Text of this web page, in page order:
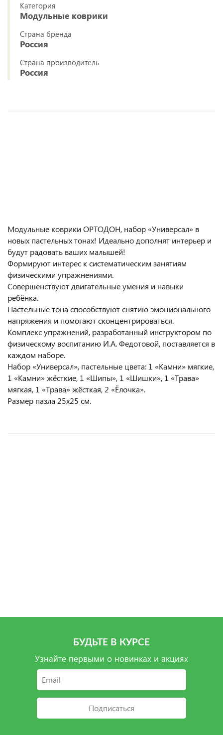
Категория
Модульные коврики
Страна бренда
Россия
Страна производитель
Россия
Модульные коврики ОРТОДОН, набор «Универсал» в
новых пастельных тонах! Идеально дополнят интерьер и
будут радовать ваших малышей!
Формируют интерес к систематическим занятиям
физическими упражнениями.
Совершенствуют двигательные умения и навыки
ребёнка.
Пастельные тона способствуют снятию эмоционального
напряжения и помогают сконцентрироваться.
Комплекс упражнений, разработанный инструктором по
физическому воспитанию И.А. Федотовой, поставляется в
каждом наборе.
Набор «Универсал», пастельные цвета: 1 «Камни» мягкие,
1 «Камни» жёсткие, 1 «Шипы», 1 «Шишки», 1 «Трава»
мягкая, 1 «Трава» жёсткая, 2 «Ёлочка».
Размер пазла 25х25 см.
БУДЬТЕ В КУРСЕ
Узнайте первыми о новинках и акциях
Подписаться